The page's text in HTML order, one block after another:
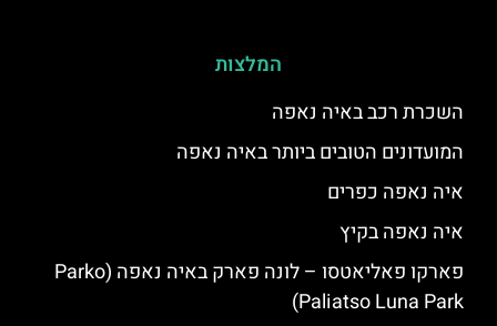
המלצות
השכרת רכב באיה נאפה
המועדונים הטובים ביותר באיה נאפה
איה נאפה כפרים
איה נאפה בקיץ
פארקו פאליאטסו – לונה פארק באיה נאפה (‪Parko
Paliatso Luna Park‬)